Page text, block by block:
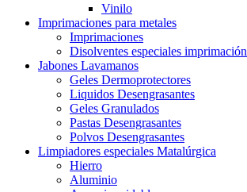
Vinilo
Imprimaciones para metales
Imprimaciones
Disolventes especiales imprimación
Jabones Lavamanos
Geles Dermoprotectores
Liquidos Desengrasantes
Geles Granulados
Pastas Desengrasantes
Polvos Desengrasantes
Limpiadores especiales Matalúrgica
Hierro
Aluminio